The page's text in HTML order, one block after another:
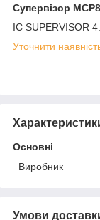
Супервізор
IC SUPERVISOR
Уточнити
Основні
Виробник
Умови